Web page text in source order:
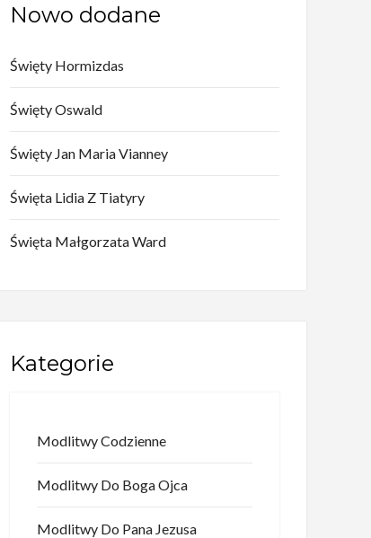
Nowo dodane
Święty Hormizdas
Święty Oswald
Święty Jan Maria Vianney
Święta Lidia Z Tiatyry
Święta Małgorzata Ward
Kategorie
Modlitwy Codzienne
Modlitwy Do Boga Ojca
Modlitwy Do Pana Jezusa